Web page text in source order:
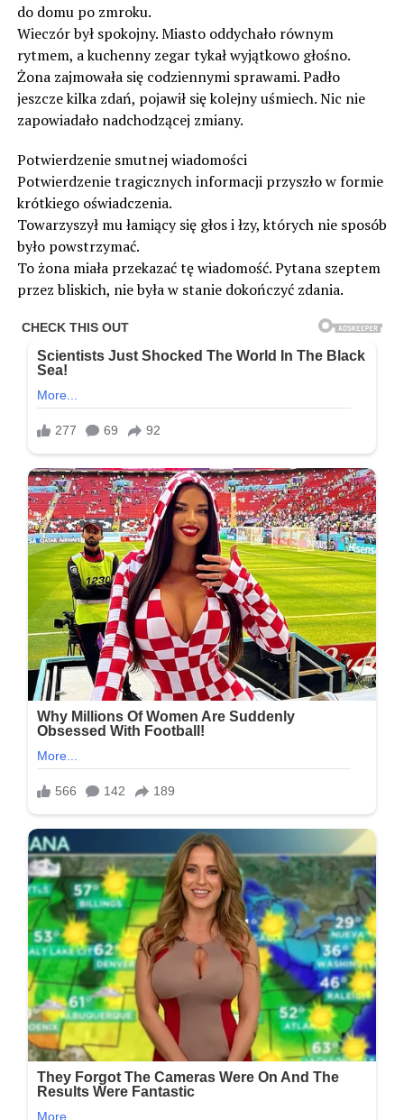
do domu po zmroku.
Wieczór był spokojny. Miasto oddychało równym
rytmem, a kuchenny zegar tykał wyjątkowo głośno.
Żona zajmowała się codziennymi sprawami. Padło
jeszcze kilka zdań, pojawił się kolejny uśmiech. Nic nie
zapowiadało nadchodzącej zmiany.
Potwierdzenie smutnej wiadomości
Potwierdzenie tragicznych informacji przyszło w formie
krótkiego oświadczenia.
Towarzyszył mu łamiący się głos i łzy, których nie sposób
było powstrzymać.
To żona miała przekazać tę wiadomość. Pytana szeptem
przez bliskich, nie była w stanie dokończyć zdania.